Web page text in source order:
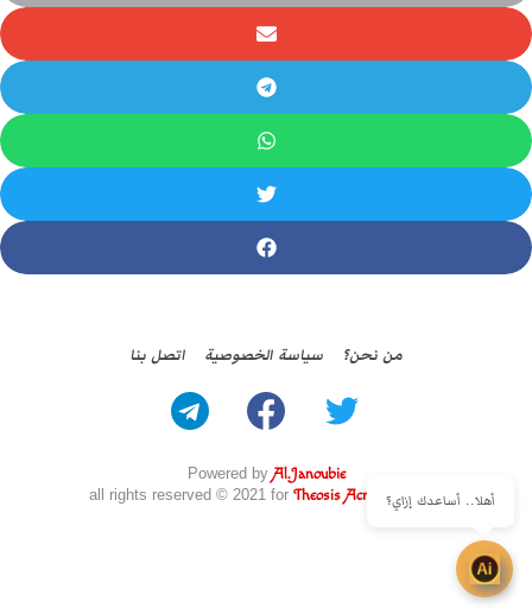
Powered byAl.Janoubie
all rights reserved © 2021 for Theosis Across Borders
من نحن؟ سياسة الخصوصية اتصل بنا
أهلا.. أساعدك إزاي؟